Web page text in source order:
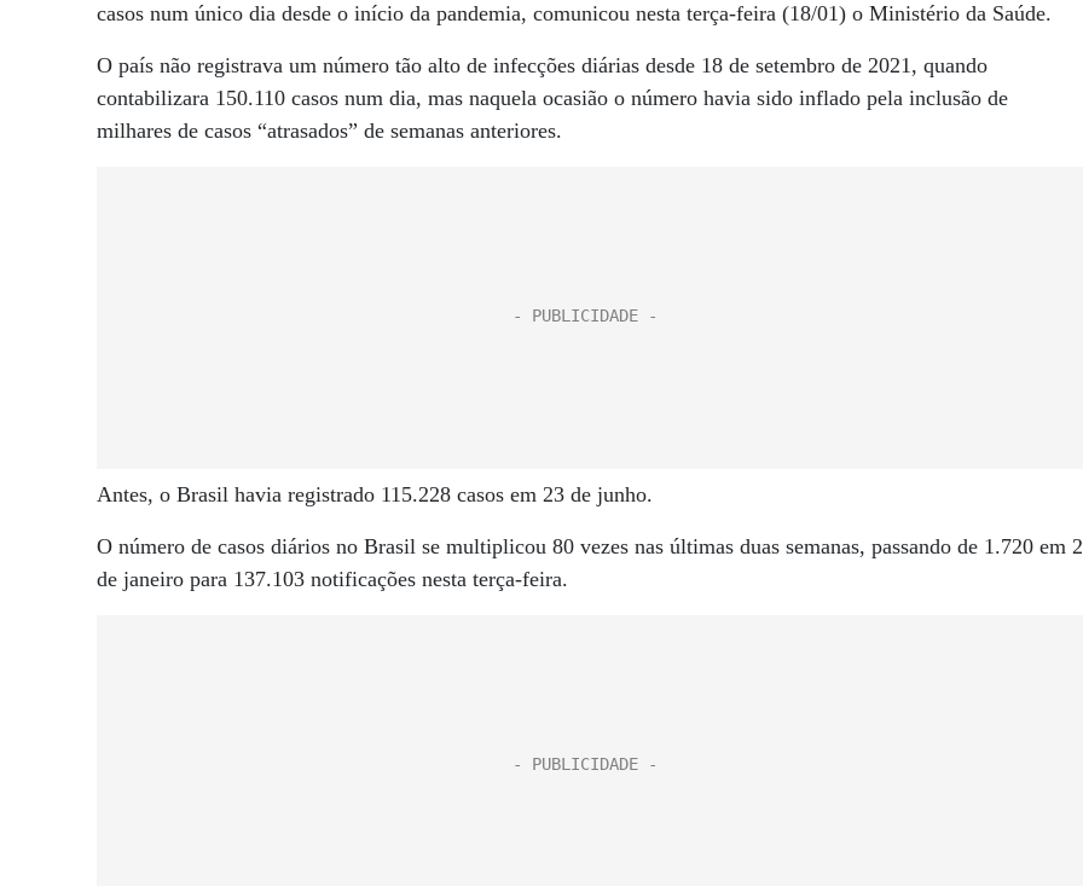
casos num único dia desde o início da pandemia, comunicou nesta terça-feira (18/01) o Ministério da Saúde.
O país não registrava um número tão alto de infecções diárias desde 18 de setembro de 2021, quando
contabilizara 150.110 casos num dia, mas naquela ocasião o número havia sido inflado pela inclusão de
milhares de casos “atrasados” de semanas anteriores.
Antes, o Brasil havia registrado 115.228 casos em 23 de junho.
O número de casos diários no Brasil se multiplicou 80 vezes nas últimas duas semanas, passando de 1.720 em 2
de janeiro para 137.103 notificações nesta terça-feira.